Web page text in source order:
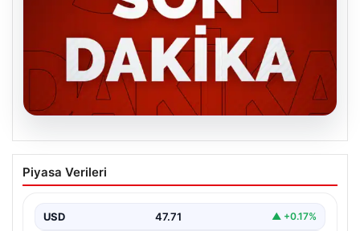
MGK’den 8 maddelik kritik bildiri: Dikkat
çeken ‘Terörsüz Bölge’ vurgusu
Piyasa Verileri
USD 47.71 ▲ +0.17%